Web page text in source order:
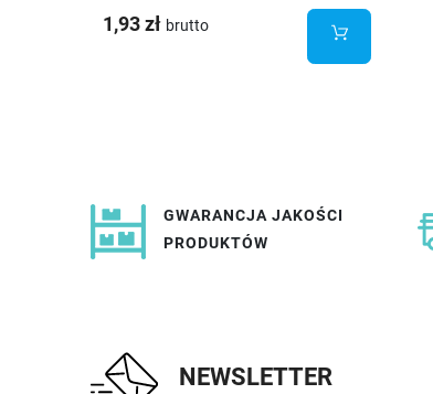
1,93 zł brutto
GWARANCJA JAKOŚCI
PRODUKTÓW
NEWSLETTER